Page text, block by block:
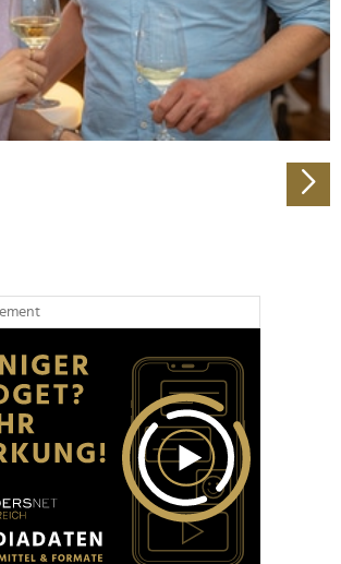
um Inhalte und Anzeigen zu
für soziale Medien anbieten
Zugriffe auf unsere Website zu
geben wir Informationen zu Ihrer
Website an unsere Partner für
und Analysen weiter. Unsere
Informationen möglicherweise mit